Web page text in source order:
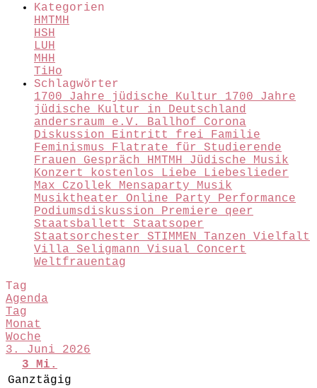
Kategorien
HMTMH
HSH
LUH
MHH
TiHo
Schlagwörter
1700 Jahre jüdische Kultur 1700 Jahre
jüdische Kultur in Deutschland
andersraum e.V. Ballhof Corona
Diskussion Eintritt frei Familie
Feminismus Flatrate für Studierende
Frauen Gespräch HMTMH Jüdische Musik
Konzert kostenlos Liebe
Liebeslieder
Max Czollek Mensaparty Musik
Musiktheater Online Party Performance
Podiumsdiskussion Premiere qeer
Staatsballett Staatsoper
Staatsorchester STIMMEN Tanzen Vielfalt
Villa Seligmann Visual Concert
Weltfrauentag
Tag
Agenda
Tag
Monat
Woche
3. Juni 2026
3
Mi.
Ganztägig